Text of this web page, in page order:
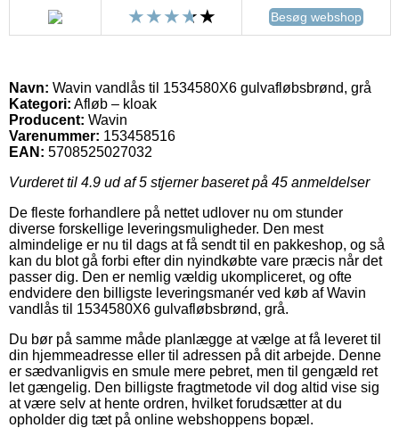
Besøg webshop
Navn: Wavin vandlås til 1534580X6 gulvafløbsbrønd, grå
Kategori: Afløb – kloak
Producent: Wavin
Varenummer: 153458516
EAN: 5708525027032
Vurderet til 4.9 ud af 5 stjerner baseret på 45 anmeldelser
De fleste forhandlere på nettet udlover nu om stunder
diverse forskellige leveringsmuligheder. Den mest
almindelige er nu til dags at få sendt til en pakkeshop, og så
kan du blot gå forbi efter din nyindkøbte vare præcis når det
passer dig. Den er nemlig vældig ukompliceret, og ofte
endvidere den billigste leveringsmanér ved køb af Wavin
vandlås til 1534580X6 gulvafløbsbrønd, grå.
Du bør på samme måde planlægge at vælge at få leveret til
din hjemmeadresse eller til adressen på dit arbejde. Denne
er sædvanligvis en smule mere pebret, men til gengæld ret
let gængelig. Den billigste fragtmetode vil dog altid vise sig
at være selv at hente ordren, hvilket forudsætter at du
opholder dig tæt på online webshoppens bopæl.